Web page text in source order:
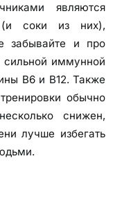
являются
(и соки из них),
забывайте и про
иммунной
B6 и B12. Также
обычно
снижен,
лучше избегать